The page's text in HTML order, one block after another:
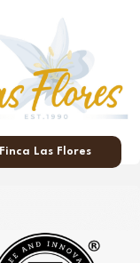
Finca Las Flores